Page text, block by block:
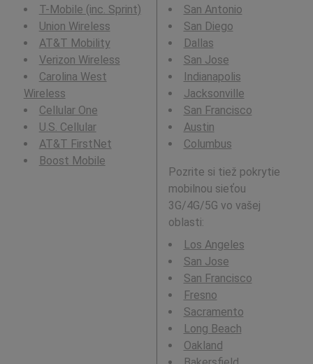
T-Mobile (inc. Sprint)
Union Wireless
AT&T Mobility
Verizon Wireless
Carolina West
Wireless
Cellular One
U.S. Cellular
AT&T FirstNet
Boost Mobile
San Antonio
San Diego
Dallas
San Jose
Indianapolis
Jacksonville
San Francisco
Austin
Columbus
Pozrite si tiež pokrytie
mobilnou sieťou
3G/4G/5G vo vašej
oblasti:
Los Angeles
San Jose
San Francisco
Fresno
Sacramento
Long Beach
Oakland